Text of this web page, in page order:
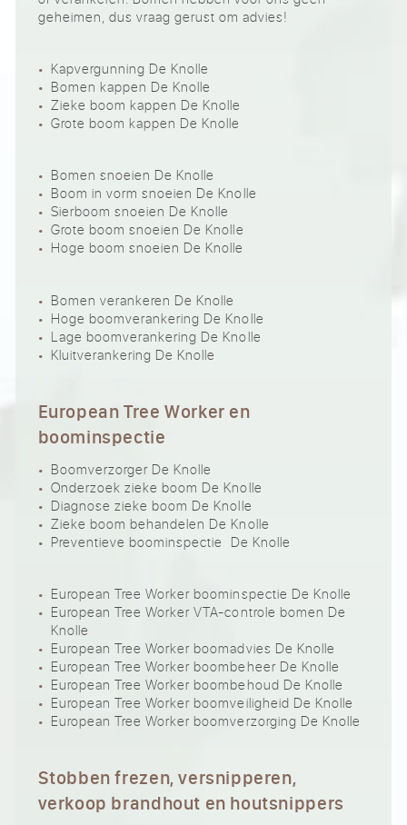
geheimen, dus vraag gerust om advies!
Kapvergunning De Knolle
Bomen kappen De Knolle
Zieke boom kappen De Knolle
Grote boom kappen De Knolle
Bomen snoeien De Knolle
Boom in vorm snoeien De Knolle
Sierboom snoeien De Knolle
Grote boom snoeien De Knolle
Hoge boom snoeien De Knolle
Bomen verankeren De Knolle
Hoge boomverankering De Knolle
Lage boomverankering De Knolle
Kluitverankering De Knolle
European Tree Worker en
boominspectie
Boomverzorger De Knolle
Onderzoek zieke boom De Knolle
Diagnose zieke boom De Knolle
Zieke boom behandelen De Knolle
Preventieve boominspectie De Knolle
European Tree Worker boominspectie De Knolle
European Tree Worker VTA-controle bomen De
Knolle
European Tree Worker boomadvies De Knolle
European Tree Worker boombeheer De Knolle
European Tree Worker boombehoud De Knolle
European Tree Worker boomveiligheid De Knolle
European Tree Worker boomverzorging De Knolle
Stobben frezen, versnipperen,
verkoop brandhout en houtsnippers